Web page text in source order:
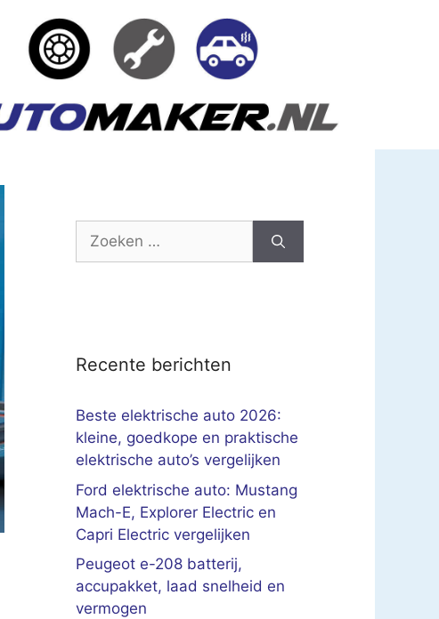
Zoek
Recente berichten
Beste elektrische auto 2026:
kleine, goedkope en praktische
elektrische auto’s vergelijken
Ford elektrische auto: Mustang
Mach-E, Explorer Electric en
Capri Electric vergelijken
Peugeot e-208 batterij,
accupakket, laad snelheid en
vermogen